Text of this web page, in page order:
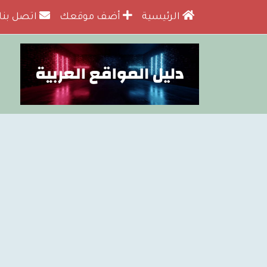
الرئيسية أضف موقعك اتصل بنا